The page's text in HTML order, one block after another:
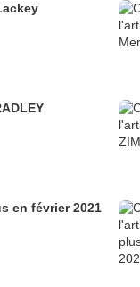
en février 2021